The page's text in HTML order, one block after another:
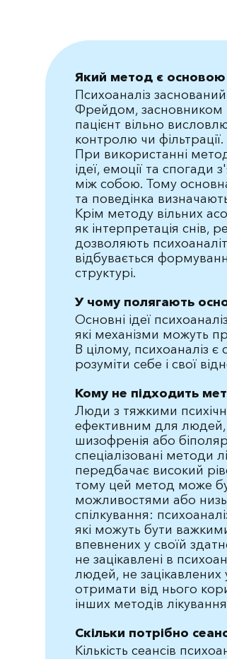
Який метод є основою
Психоаналіз
Фрейдом, засновником
пацієнт вільно
контролю чи фільтрації.
При використанні
ідеї, емоції та спогади
між собою. Тому
та поведінка
Крім методу вільних
як інтерпретація снів,
дозволяють
відбувається
структурі.
У чому полягають
Основні ідеї
які механізми можуть
В цілому, психоаналіз
розуміти себе і свої
Кому не підходить
Люди з тяжкими
ефективним для людей,
шизофренія або
спеціалізовані методи
передбачає високий
тому цей метод може
можливостями або
спілкування:
які можуть бути
впевнених у своїй
не зацікавлені в
людей, не
отримати від нього
інших методів
Скільки потрібно
Кількість сеансів